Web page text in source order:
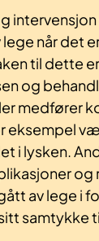
intervensjon
når det
til dette
og
medfører
eksempel
i lysken.
og
av lege i
samtykke